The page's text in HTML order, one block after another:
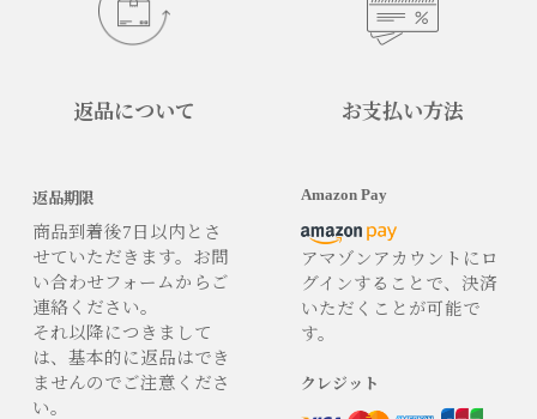
返品について
返品期限
商品到着後7日以内とさ
せていただきます。お問
い合わせフォームからご
連絡ください。
それ以降につきまして
は、基本的に返品はでき
ませんのでご注意くださ
い。
お支払い方法
Amazon Pay
アマゾンアカウントにロ
グインすることで、決済
いただくことが可能で
す。
クレジット